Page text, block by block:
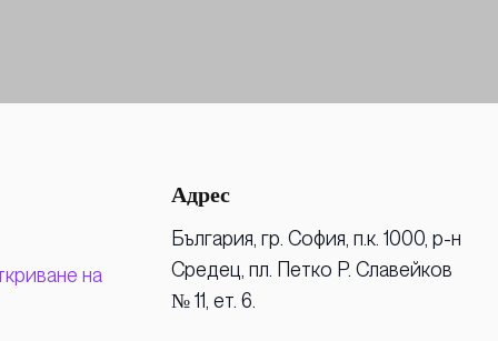
на
Адрес
България, гр. София, п.к. 1000, р-н
Средец, пл. Петко Р. Славейков
№ 11, ет. 6.